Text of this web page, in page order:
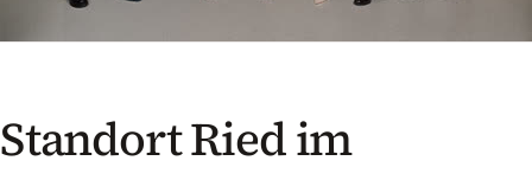
Standort Ried im